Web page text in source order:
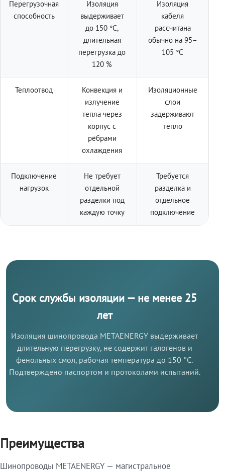
Перегрузочная
способность
Изоляция
выдерживает
до 150 °C,
длительная
перегрузка до
120 %
Изоляция
кабеля
рассчитана
обычно на 95–
105 °C
Теплоотвод
Конвекция и
излучение
тепла через
корпус с
рёбрами
охлаждения
Изоляционные
слои
задерживают
тепло
Подключение
нагрузок
Не требует
отдельной
разделки под
каждую точку
Требуется
разделка и
отдельное
подключение
Срок службы изоляции — не менее 25
лет
Изоляция шинопровода METAENERGY выдерживает
длительную перегрузку, не содержит галогенов и
фенольных смол, рабочая температура до 150 °C.
Подтверждено паспортом и протоколами испытаний.
Преимущества
Шинопроводы METAENERGY — магистральное